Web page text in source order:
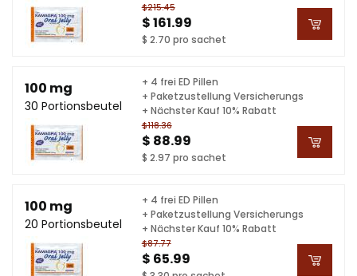
$215.45
$ 161.99
$ 2.70 pro sachet
100 mg
30 Portionsbeutel
$118.36
$ 88.99
$ 2.97 pro sachet
+ 4 frei ED Pillen
+ Paketzustellung Versicherungs
+ Nächster Kauf 10% Rabatt
100 mg
20 Portionsbeutel
$87.77
$ 65.99
+ 4 frei ED Pillen
+ Paketzustellung Versicherungs
+ Nächster Kauf 10% Rabatt